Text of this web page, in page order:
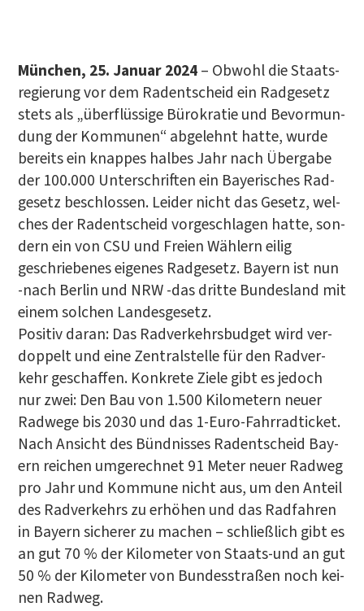
Mün­chen, 25. Janu­ar 2024– Obwohl die Staats­
re­gie­rung vor dem Radent­scheid ein Rad­ge­setz
stets als „über­flüs­si­ge Büro­kra­tie und Bevor­mun­
dung der Kom­mu­nen“ abge­lehnt hat­te, wur­de
bereits ein knap­pes hal­bes Jahr nach Über­ga­be
der 100.000 Unter­schrif­ten ein Baye­ri­sches Rad­
ge­setz beschlos­sen. Lei­der nicht das Gesetz, wel­
ches der Radent­scheid vor­ge­schla­gen hat­te, son­
dern ein von CSU und Frei­en Wäh­lern eilig
geschrie­be­nes eige­nes Rad­ge­setz. Bay­ern ist nun
‑nach Ber­lin und NRW ‑das drit­te Bun­des­land mit
einem sol­chen Lan­des­ge­setz.
Posi­tiv dar­an: Das Rad­ver­kehrs­bud­get wird ver­
dop­pelt und eine Zen­tral­stel­le für den Rad­ver­
kehr geschaf­fen. Kon­kre­te Zie­le gibt es jedoch
nur zwei: Den Bau von 1.500 Kilo­me­tern neu­er
Rad­we­ge bis 2030 und das 1‑Eu­ro-Fahr­rad­ti­cket.
Nach Ansicht des Bünd­nis­ses Radent­scheid Bay­
ern rei­chen umge­rech­net 91 Meter neu­er Rad­weg
pro Jahr und Kom­mu­ne nicht aus, um den Anteil
des Rad­ver­kehrs zu erhö­hen und das Rad­fah­ren
in Bay­ern siche­rer zu machen – schließ­lich gibt es
an gut 70 % der Kilo­me­ter von Staats-und an gut
50 % der Kilo­me­ter von Bun­des­stra­ßen noch kei­
nen Radweg.